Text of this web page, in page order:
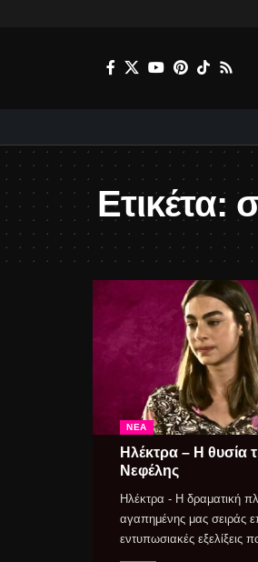
Ετικέτα:
ΝΈΑ
Ηλέκτρα – Η θυσία
Νεφέλης
Ηλέκτρα - Η δραματική
αγαπημένης μας σειράς
εντυπωσιακές εξελίξεις